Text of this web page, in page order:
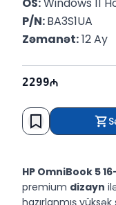
P/N: BA3S1UA
Zəmanət: 12 Ay
2299
HP OmniBook 5
premium dizayn
hazırlanmış